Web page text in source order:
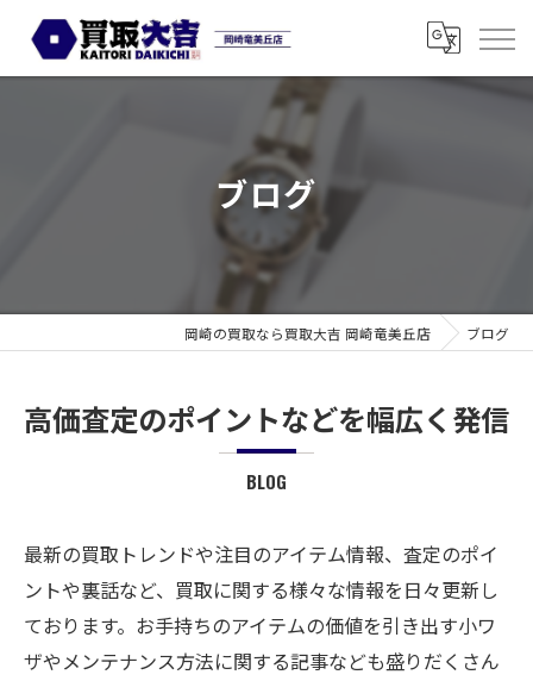
ブログ
岡崎の買取なら買取大吉 岡崎竜美丘店 ブログ
高価査定のポイントなどを幅広く発信
BLOG
最新の買取トレンドや注目のアイテム情報、査定のポイ
ントや裏話など、買取に関する様々な情報を日々更新し
ております。お手持ちのアイテムの価値を引き出す小ワ
ザやメンテナンス方法に関する記事なども盛りだくさん